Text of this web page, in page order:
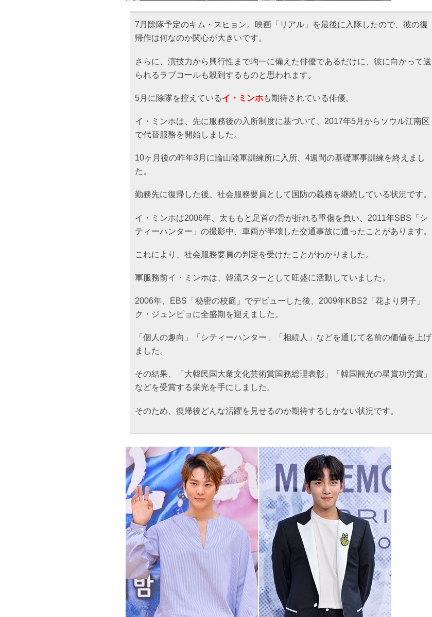
7月除隊予定のキム・スヒョン。映画「リアル」を最後に入隊したので、彼の復
帰作は何なのか関心が大きいです。
さらに、演技力から興行性まで均一に備えた俳優であるだけに、彼に向かって送
られるラブコールも殺到するものと思われます。
5月に除隊を控えているイ・ミンホも期待されている俳優。
イ・ミンホは、先に服務後の入所制度に基づいて、2017年5月からソウル江南区
で代替服務を開始しました。
10ヶ月後の昨年3月に論山陸軍訓練所に入所、4週間の基礎軍事訓練を終えまし
た。
勤務先に復帰した後、社会服務要員として国防の義務を継続している状況です。
イ・ミンホは2006年、太ももと足首の骨が折れる重傷を負い、2011年SBS「シ
ティーハンター」の撮影中、車両が半壊した交通事故に遭ったことがあります。
これにより、社会服務要員の判定を受けたことがわかりました。
軍服務前イ・ミンホは、韓流スターとして旺盛に活動していました。
2006年、EBS「秘密の校庭」でデビューした後、2009年KBS2「花より男子」
ク・ジュンピョに全盛期を迎えました。
「個人の趣向」「シティーハンター」「相続人」などを通じて名前の価値を上げ
ました。
その結果、「大韓民国大衆文化芸術賞国務総理表彰」「韓国観光の星賞功労賞」
などを受賞する栄光を手にしました。
そのため、復帰後どんな活躍を見せるのか期待するしかない状況です。